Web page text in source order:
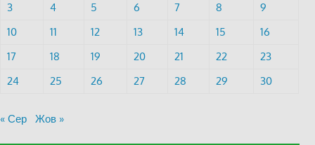
3
4 5 6 7 8
9
10
11 12 13 14 15
16
17
18 19 20 21 22
23
24
25 26 27 28 29 30
« Сер Жов »